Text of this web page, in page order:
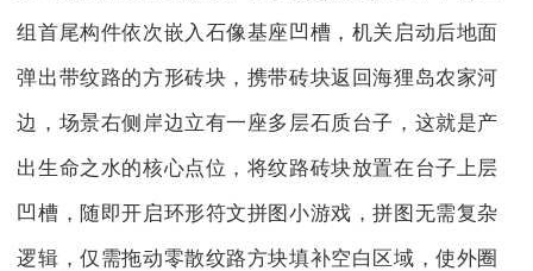
组首尾构件依次嵌入石像基座凹槽，机关启动后地面
弹出带纹路的方形砖块，携带砖块返回海狸岛农家河
边，场景右侧岸边立有一座多层石质台子，这就是产
出生命之水的核心点位，将纹路砖块放置在台子上层
凹槽，随即开启环形符文拼图小游戏，拼图无需复杂
逻辑，仅需拖动零散纹路方块填补空白区域，使外圈